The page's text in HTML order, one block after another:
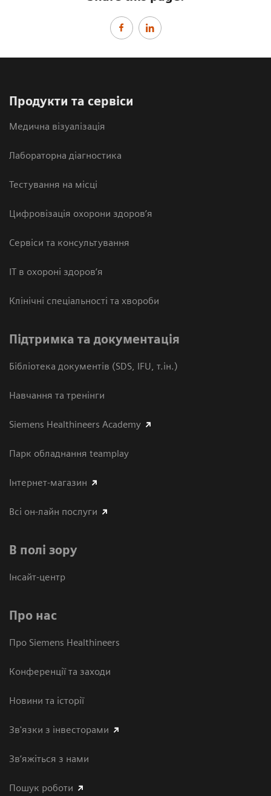
Продукти та сервіси
Медична візуалізація
Лабораторна діагностика
Тестування на місці
Цифровізація охорони здоров’я
Сервіси та консультування
ІТ в охороні здоров’я
Клінічні спеціальності та хвороби
Підтримка та документація
Бібліотека документів (SDS, IFU, т.ін.)
Навчання та тренінги
Siemens Healthineers Academy
Парк обладнання teamplay
Інтернет-магазин
Всі он-лайн послуги
В полі зору
Інсайт-центр
Про нас
Про Siemens Healthineers
Конференції та заходи
Новини та історії
Зв'язки з інвесторами
Зв’яжіться з нами
Пошук роботи